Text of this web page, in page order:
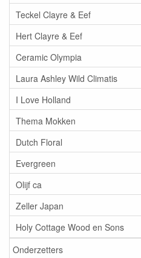
Teckel Clayre & Eef
Hert Clayre & Eef
Ceramic Olympia
Laura Ashley Wild Climatis
I Love Holland
Thema Mokken
Dutch Floral
Evergreen
Olijf ca
Zeller Japan
Holy Cottage Wood en Sons
Onderzetters